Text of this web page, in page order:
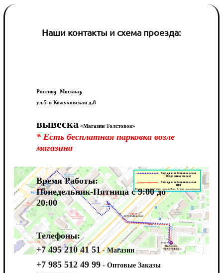
Наши контакты и схема проезда:
Россия, Москва,
ул.5-я Кожуховская д.8
вывеска «Магазин Толстовок»
* Есть бесплатная парковка возле
магазина
Время Работы:
Понедельник-Пятница с 9:00 до
20:00
Телефоны:
+7 495 210 41 51 - Магазин
+7 985 512 49 99 - Оптовые Заказы